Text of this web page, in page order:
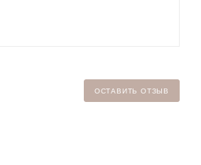
ОСТАВИТЬ ОТЗЫВ